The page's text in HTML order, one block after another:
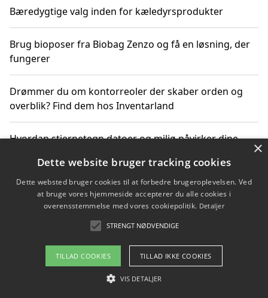
Bæredygtige valg inden for kæledyrsprodukter
Brug bioposer fra Biobag Zenzo og få en løsning, der
fungerer
Drømmer du om kontorreoler der skaber orden og
overblik? Find dem hos Inventarland
Hvordan stjernetegn datoer og miljø påvirker dine
Bæredygtige gadgets til en grønnere hverdag
Om / kontakt
Blog Betingelser
×
Dette website bruger tracking cookies
Dette websted bruger cookies til at forbedre brugeroplevelsen. Ved
at bruge vores hjemmeside accepterer du alle cookies i
overensstemmelse med vores cookiepolitik. Detaljer
STRENGT NØDVENDIGE
TILLAD COOKIES TILLAD IKKE COOKIES
VIS DETALJER